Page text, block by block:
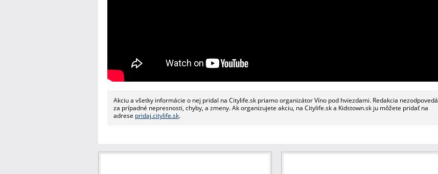
Akciu a všetky informácie o nej pridal na Citylife.sk priamo organizátor Víno pod hviezdami. Redakcia nezodpovedá
za prípadné nepresnosti, chyby, a zmeny. Ak organizujete akciu, na Citylife.sk a Kidstown.sk ju môžete pridať na
adrese pridaj.citylife.sk.